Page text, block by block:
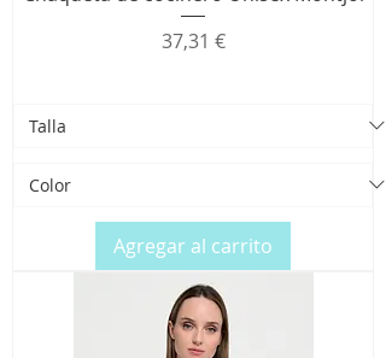
Precio
37,31 €
Agregar al carrito